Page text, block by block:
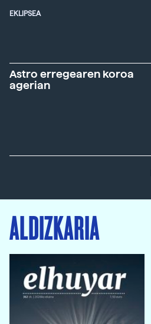
EKLIPSEA
Astro erregearen koroa
agerian
ALDIZKARIA